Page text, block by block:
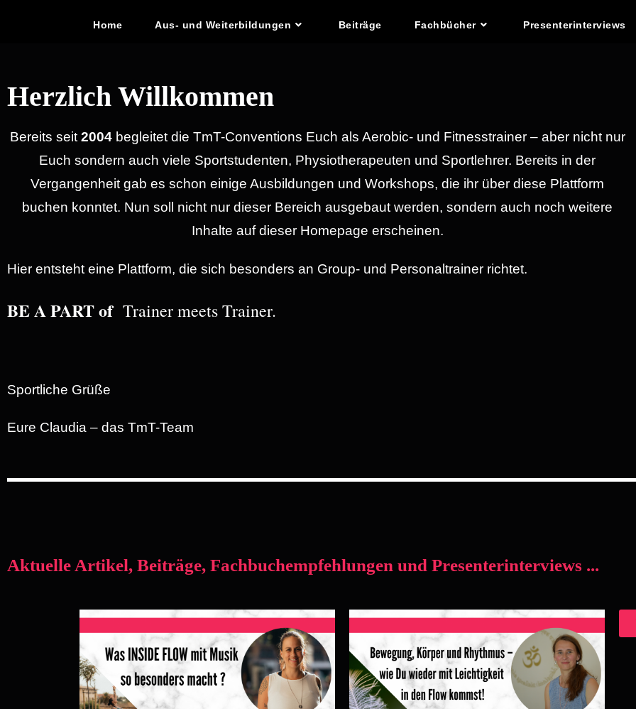
Home Aus- und Weiterbildungen Beiträge Fachbücher Presenterinterviews
Herzlich Willkommen
Bereits seit 2004begleitet die TmT-Conventions Euch als Aerobic- und Fitnesstrainer – aber nicht nur
Euch sondern auch viele Sportstudenten, Physiotherapeuten und Sportlehrer. Bereits in der
Vergangenheit gab es schon einige Ausbildungen und Workshops, die ihr über diese Plattform
buchen konntet. Nun soll nicht nur dieser Bereich ausgebaut werden, sondern auch noch weitere
Inhalte auf dieser Homepage erscheinen.
Hier entsteht eine Plattform, die sich besonders an Group- und Personaltrainer richtet.
BE A PART ofTrainer meets Trainer.
Sportliche Grüße
Eure Claudia – das TmT-Team
Aktuelle Artikel, Beiträge, Fachbuchempfehlungen und Presenterinterviews ...